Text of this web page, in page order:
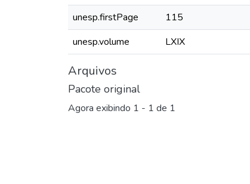
unesp.firstPage
115
unesp.volume
LXIX
Arquivos
Pacote original
Agora exibindo 1 - 1 de 1